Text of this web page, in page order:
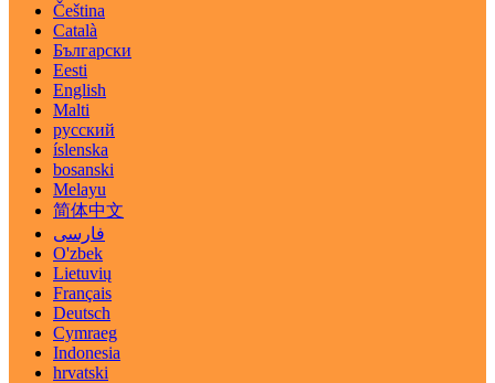
Čeština
Català
Български
Eesti
English
Malti
русский
íslenska
bosanski
Melayu
简体中文
فارسی
O'zbek
Lietuvių
Français
Deutsch
Cymraeg
Indonesia
hrvatski